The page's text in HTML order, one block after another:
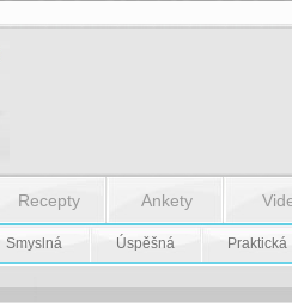
Recepty Ankety
Smyslná Úspěšná Praktická